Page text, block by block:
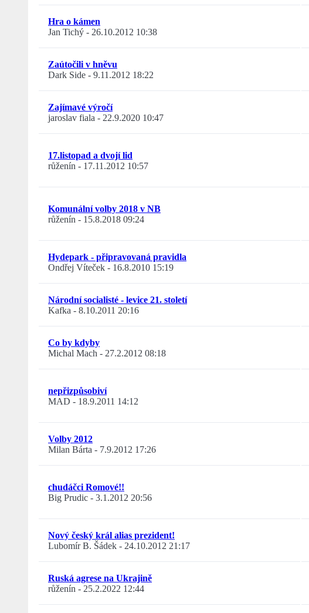
Hra o kámen
Jan Tichý - 26.10.2012 10:38
Zaútočili v hněvu
Dark Side - 9.11.2012 18:22
Zajímavé výročí
jaroslav fiala - 22.9.2020 10:47
17.listopad a dvojí lid
růženín - 17.11.2012 10:57
Komunální volby 2018 v NB
růženín - 15.8.2018 09:24
Hydepark - připravovaná pravidla
Ondřej Víteček - 16.8.2010 15:19
Národní socialisté - levice 21. století
Kafka - 8.10.2011 20:16
Co by kdyby
Michal Mach - 27.2.2012 08:18
nepřizpůsobiví
MAD - 18.9.2011 14:12
Volby 2012
Milan Bárta - 7.9.2012 17:26
chudáčci Romové!!
Big Prudic - 3.1.2012 20:56
Nový český král alias prezident!
Lubomír B. Šádek - 24.10.2012 21:17
Ruská agrese na Ukrajině
růženín - 25.2.2022 12:44